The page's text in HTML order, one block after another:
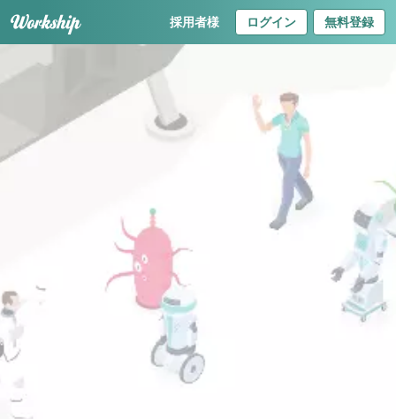
採用者様 ログイン 無料登録